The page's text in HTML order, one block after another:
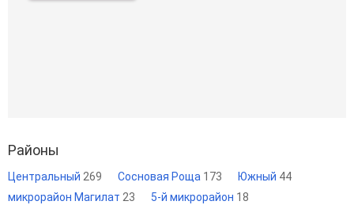
Районы
Центральный 269 Сосновая Роща 173 Южный 44
микрорайон Магилат 23 5-й микрорайон 18